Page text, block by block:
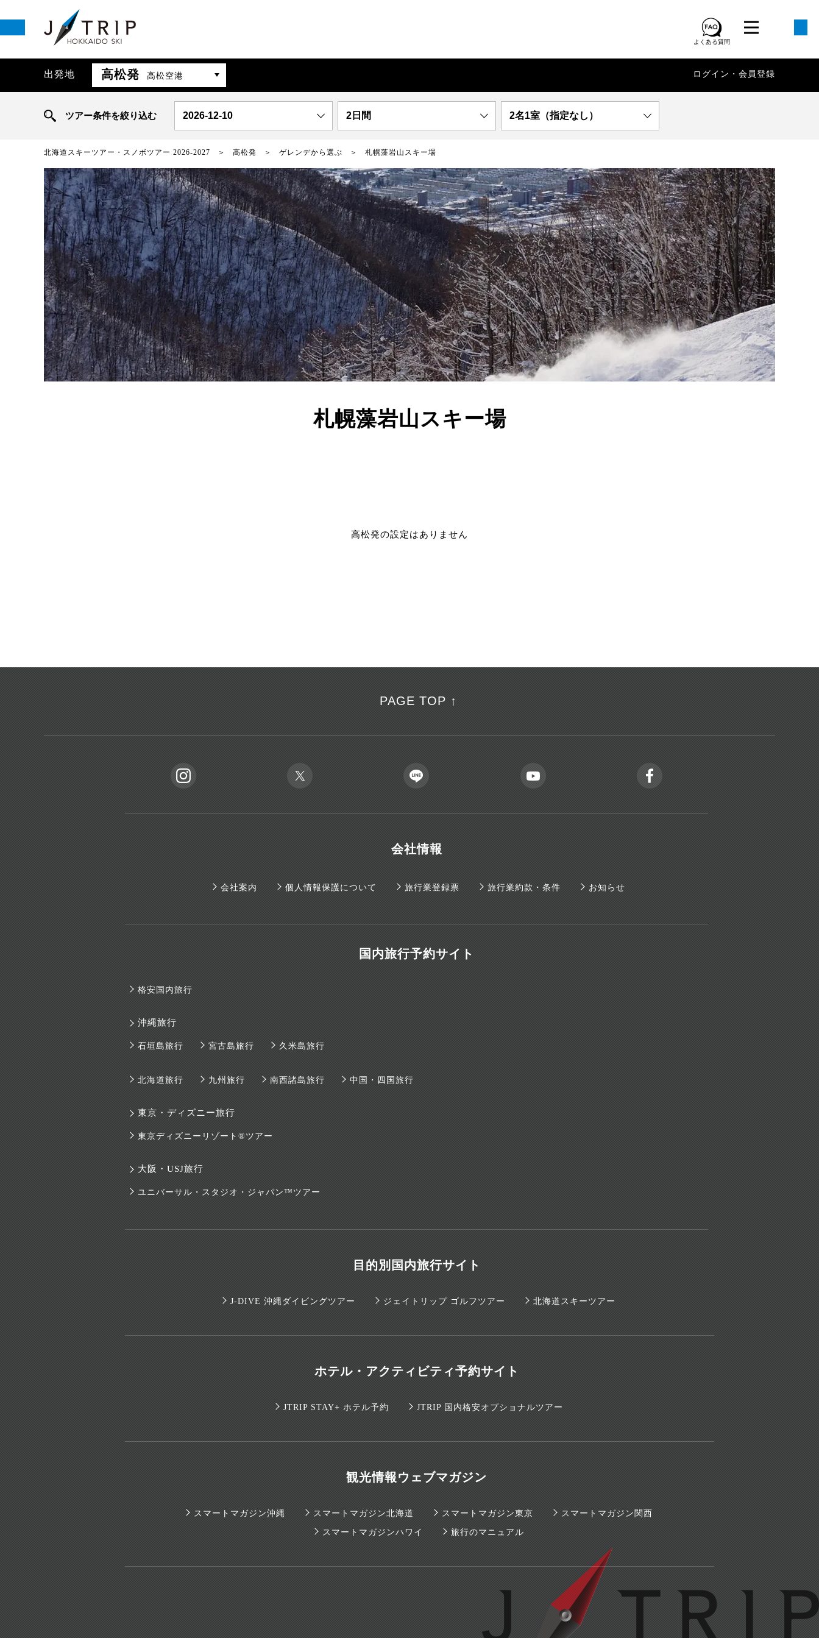
よくある質問
出発地 高松発 高松空港 ログイン・会員登録
ツアー条件を絞り込む 2026-12-10 2日間 2名1室（指定なし）
北海道スキーツアー・スノボツアー 2026-2027 高松発 ゲレンデから選ぶ 札幌藻岩山スキー場
札幌藻岩山スキー場
高松発の設定はありません
PAGE TOP ↑
会社情報
会社案内 個人情報保護について 旅行業登録票 旅行業約款・条件 お知らせ
国内旅行予約サイト
格安国内旅行
沖縄旅行
石垣島旅行 宮古島旅行 久米島旅行
北海道旅行 九州旅行 南西諸島旅行 中国・四国旅行
東京・ディズニー旅行
東京ディズニーリゾート®ツアー
大阪・USJ旅行
ユニバーサル・スタジオ・ジャパン™ツアー
目的別国内旅行サイト
J-DIVE 沖縄ダイビングツアー ジェイトリップ ゴルフツアー 北海道スキーツアー
ホテル・アクティビティ予約サイト
JTRIP STAY+ ホテル予約 JTRIP 国内格安オプショナルツアー
観光情報ウェブマガジン
スマートマガジン沖縄 スマートマガジン北海道 スマートマガジン東京 スマートマガジン関西
スマートマガジンハワイ 旅行のマニュアル